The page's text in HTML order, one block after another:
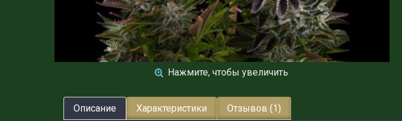
Нажмите, чтобы увеличить
Описание Характеристики Отзывов (1)